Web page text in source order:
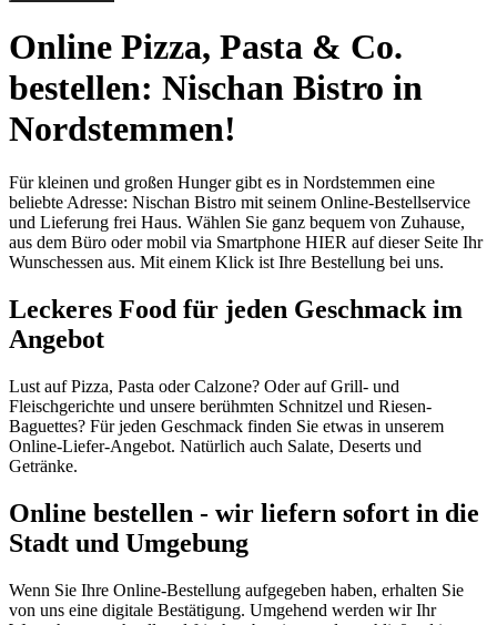
Online Pizza, Pasta & Co.
bestellen: Nischan Bistro in
Nordstemmen!
Für kleinen und großen Hunger gibt es in Nordstemmen eine
beliebte Adresse: Nischan Bistro mit seinem Online-Bestellservice
und Lieferung frei Haus. Wählen Sie ganz bequem von Zuhause,
aus dem Büro oder mobil via Smartphone HIER auf dieser Seite Ihr
Wunschessen aus. Mit einem Klick ist Ihre Bestellung bei uns.
Leckeres Food für jeden Geschmack im
Angebot
Lust auf Pizza, Pasta oder Calzone? Oder auf Grill- und
Fleischgerichte und unsere berühmten Schnitzel und Riesen-
Baguettes? Für jeden Geschmack finden Sie etwas in unserem
Online-Liefer-Angebot. Natürlich auch Salate, Deserts und
Getränke.
Online bestellen - wir liefern sofort in die
Stadt und Umgebung
Wenn Sie Ihre Online-Bestellung aufgegeben haben, erhalten Sie
von uns eine digitale Bestätigung. Umgehend werden wir Ihr